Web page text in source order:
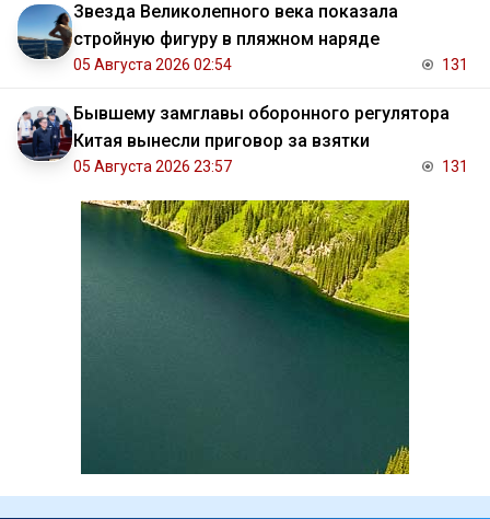
Звезда Великолепного века показала
стройную фигуру в пляжном наряде
05 Августа 2026 02:54 131
Бывшему замглавы оборонного регулятора
Китая вынесли приговор за взятки
05 Августа 2026 23:57 131